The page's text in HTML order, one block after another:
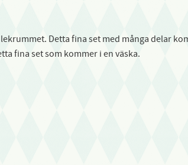
Detta fina set med många delar
fina set som kommer i en väska.